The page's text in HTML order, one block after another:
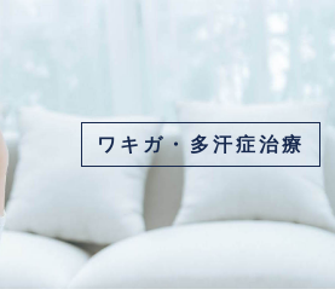
ワキガ・多汗症治療